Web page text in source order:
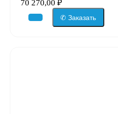
70 270,00 ₽
✆ Заказать